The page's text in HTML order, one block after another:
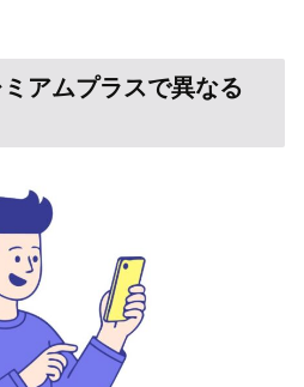
アムプラスで異なる